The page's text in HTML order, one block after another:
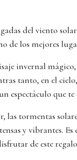
del viento
de los mejores
invernal
tanto, en el
espectáculo que
tormentas
y vibrantes.
de este